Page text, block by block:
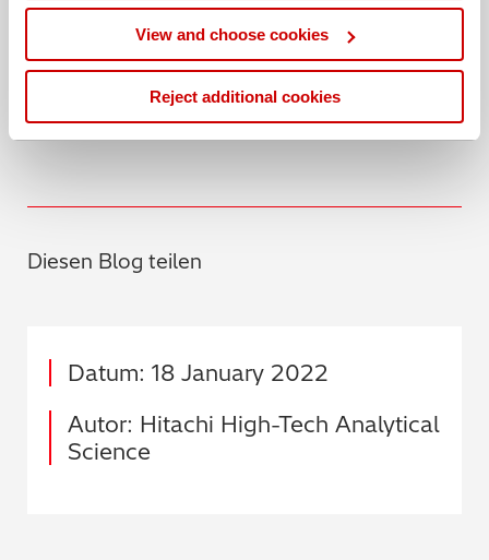
View and choose cookies
Reject additional cookies
und wie Sie es in Ihre Prozesse integrieren können.
Diesen Blog teilen
Datum: 18 January 2022
Autor: Hitachi High-Tech Analytical
Science